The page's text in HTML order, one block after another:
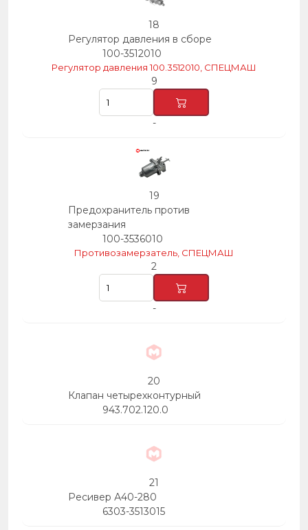
18
Регулятор давления в сборе
100-3512010
Регулятор давления 100.3512010, СПЕЦМАШ
9
-
19
Предохранитель против
замерзания
100-3536010
Противозамерзатель, СПЕЦМАШ
2
-
20
Клапан четырехконтурный
943.702.120.0
21
Ресивер А40-280
6303-3513015